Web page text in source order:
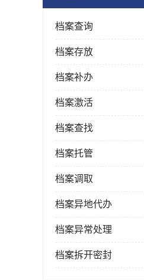
档案查询
档案存放
档案补办
档案激活
档案查找
档案托管
档案调取
档案异地代办
档案异常处理
档案拆开密封